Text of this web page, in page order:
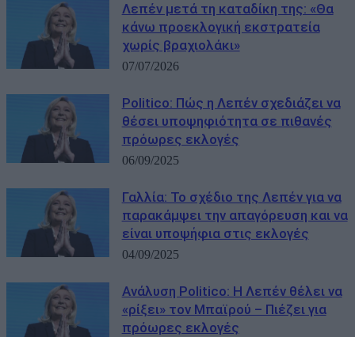
Λεπέν μετά τη καταδίκη της: «Θα
κάνω προεκλογική εκστρατεία
χωρίς βραχιολάκι»
07/07/2026
Politico: Πώς η Λεπέν σχεδιάζει να
θέσει υποψηφιότητα σε πιθανές
πρόωρες εκλογές
06/09/2025
Γαλλία: Το σχέδιο της Λεπέν για να
παρακάμψει την απαγόρευση και να
είναι υποψήφια στις εκλογές
04/09/2025
Ανάλυση Politico: Η Λεπέν θέλει να
«ρίξει» τον Μπαϊρού – Πιέζει για
πρόωρες εκλογές